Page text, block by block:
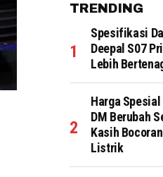
TRENDING
Spesifikasi
Deepal S07
Lebih
Harga Spesial
DM Berubah
Kasih
Listrik